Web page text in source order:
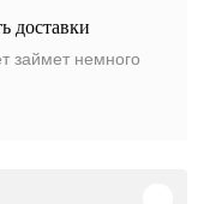
доставки
займет немного